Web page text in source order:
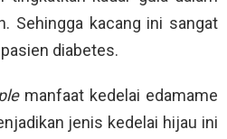
Sehingga kacang ini sangat
diabetes.
manfaat kedelai edamame
jenis kedelai hijau ini